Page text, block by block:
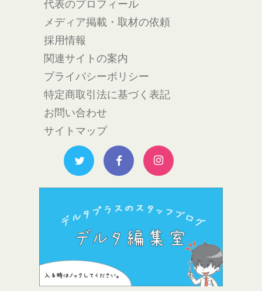
代表のプロフィール
メディア掲載・取材の依頼
採用情報
関連サイトの案内
プライバシーポリシー
特定商取引法に基づく表記
お問い合わせ
サイトマップ